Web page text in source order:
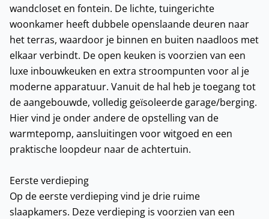
wandcloset en fontein. De lichte, tuingerichte
woonkamer heeft dubbele openslaande deuren naar
het terras, waardoor je binnen en buiten naadloos met
elkaar verbindt. De open keuken is voorzien van een
luxe inbouwkeuken en extra stroompunten voor al je
moderne apparatuur. Vanuit de hal heb je toegang tot
de aangebouwde, volledig geïsoleerde garage/berging.
Hier vind je onder andere de opstelling van de
warmtepomp, aansluitingen voor witgoed en een
praktische loopdeur naar de achtertuin.
Eerste verdieping
Op de eerste verdieping vind je drie ruime
slaapkamers. Deze verdieping is voorzien van een